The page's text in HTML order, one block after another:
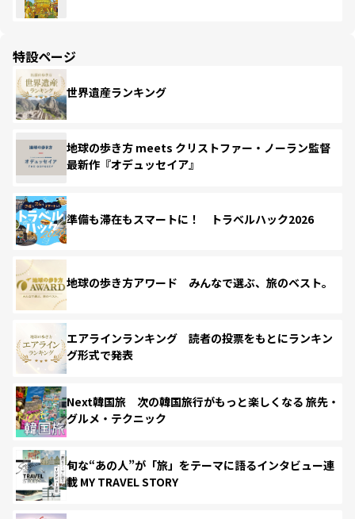
特設ページ
世界遺産ランキング
地球の歩き方 meets クリストファー・ノーラン監督
最新作『オデュッセイア』
準備も滞在もスマートに！ トラベルハック2026
地球の歩き方アワード みんなで選ぶ、旅のベスト。
エアラインランキング 読者の投票をもとにランキン
グ形式で発表
Next韓国旅 次の韓国旅行がもっと楽しくなる 旅先・
グルメ・テクニック
旬な“あの人”が「旅」をテーマに語るインタビュー連
載 MY TRAVEL STORY